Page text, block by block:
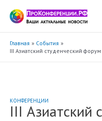
содержимому
Главная
События
III Азиатский студенческий форум
КОНФЕРЕНЦИИ
III Азиатский